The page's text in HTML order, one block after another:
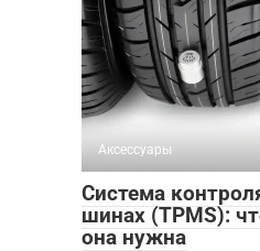
Аксессуары
Система
шинах (TPMS):
она нужна